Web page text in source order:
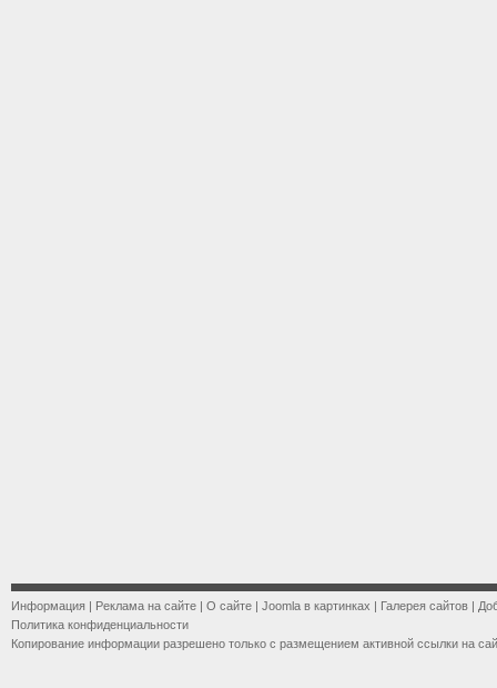
Информация | Реклама на сайте | О сайте | Joomla в картинках | Галерея сайтов |
Политика конфиденциальности
Копирование информации разрешено только с размещением активной ссылки на